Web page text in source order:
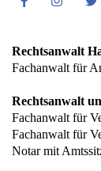
FacebookInstagram
Rechtsanwalt
Fachanwalt für
Rechtsanwalt
Fachanwalt für
Fachanwalt für
Notar mit